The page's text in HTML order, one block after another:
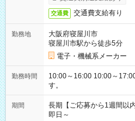
交通費 交通費支給有り
勤務地
大阪府寝屋川市
寝屋川市駅から徒歩5分
電子・機械系メーカー
勤務時間
10:00～16:00 10:00～17:00 ※表記のうち実働5時間から6時間
す。
期間
長期【ご応募から1週間以
即日～